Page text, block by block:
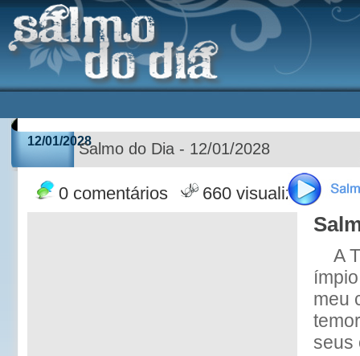
12/01/2028Salmo do Dia - 12/01/2028
0 comentários 660 visualizações
A
meu
seus